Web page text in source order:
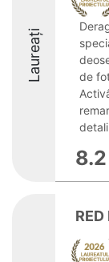
Laureați
de
8.2
RED